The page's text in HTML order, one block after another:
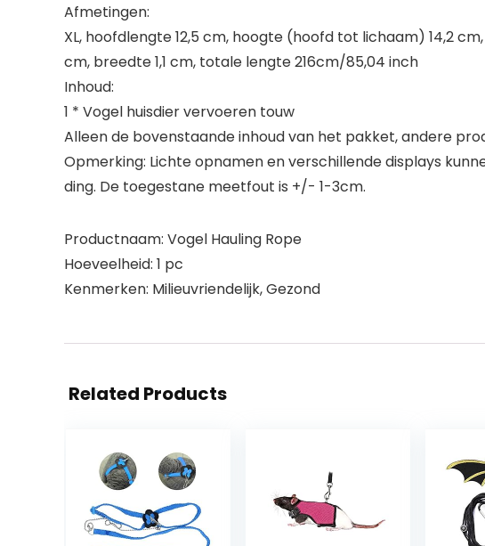
Afmetingen:
XL, hoofdlengte 12,5 cm, hoogte (hoofd tot lichaam) 14,2
cm, breedte 1,1 cm, totale lengte 216cm/85,04 inch
Inhoud:
1 * Vogel huisdier vervoeren touw
Alleen de bovenstaande inhoud van het pakket, andere
Opmerking: Lichte opnamen en verschillende displays
ding. De toegestane meetfout is +/- 1-3cm.
Productnaam: Vogel Hauling Rope
Hoeveelheid: 1 pc
Kenmerken: Milieuvriendelijk, Gezond
Related Products